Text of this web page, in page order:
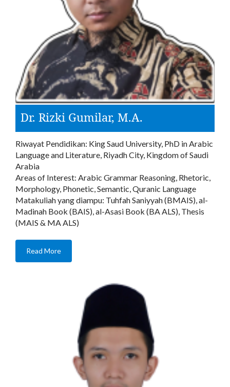
Dr. Rizki Gumilar, M.A.
Riwayat Pendidikan: King Saud University, PhD in Arabic
Language and Literature, Riyadh City, Kingdom of Saudi
Arabia
Areas of Interest: Arabic Grammar Reasoning, Rhetoric,
Morphology, Phonetic, Semantic, Quranic Language
Matakuliah yang diampu: Tuhfah Saniyyah (BMAIS), al-
Madinah Book (BAIS), al-Asasi Book (BA ALS), Thesis
(MAIS & MA ALS)
Read More